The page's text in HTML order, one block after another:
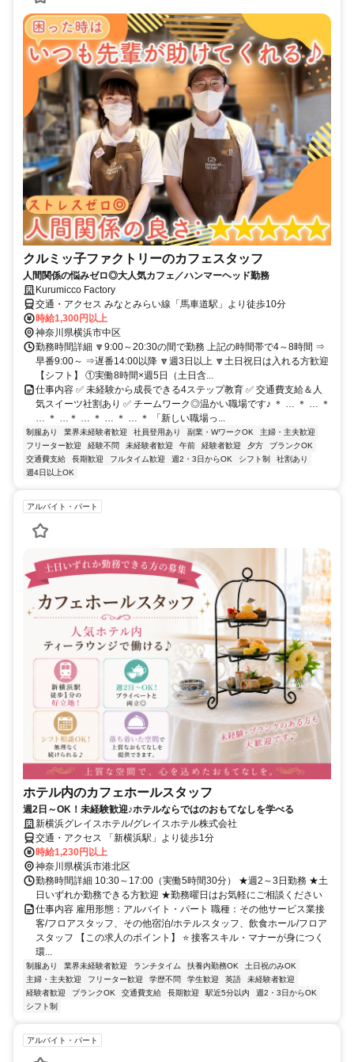
クルミッ子ファクトリーのカフェスタッフ
人間関係の悩みゼロ◎大人気カフェ／ハンマーヘッド勤務
Kurumicco Factory
交通・アクセス みなとみらい線「馬車道駅」より徒歩10分
時給1,300円以上
神奈川県横浜市中区
勤務時間詳細 🔽9:00～20:30の間で勤務 上記の時間帯で4～8時間 ⇒
早番9:00～ ⇒遅番14:00以降 🔽週3日以上 🔽土日祝日は入れる方歓迎
【シフト】 ①実働8時間×週5日（土日含...
仕事内容 ✅ 未経験から成長できる4ステップ教育 ✅ 交通費支給＆人
気スイーツ社割あり ✅ チームワーク◎温かい職場です♪ ＊ … ＊ … ＊
… ＊ …＊ … ＊ … ＊ … ＊ 「新しい職場っ...
制服あり 業界未経験者歓迎 社員登用あり 副業・WワークOK
主婦・主夫歓迎
フリーター歓迎
経験不問 未経験者歓迎 午前 経験者歓迎 夕方
ブランクOK
交通費支給
長期歓迎 フルタイム歓迎 週2・3日からOK シフト制
社割あり
週4日以上OK
アルバイト・パート
ホテル内のカフェホールスタッフ
週2日～OK！未経験歓迎♪ホテルならではのおもてなしを学べる
新横浜グレイスホテル/グレイスホテル株式会社
交通・アクセス 「新横浜駅」より徒歩1分
時給1,230円以上
神奈川県横浜市港北区
勤務時間詳細 10:30～17:00（実働5時間30分） ★週2～3日勤務 ★土
日いずれか勤務できる方歓迎 ★勤務曜日はお気軽にご相談ください
仕事内容 雇用形態：アルバイト・パート 職種：その他サービス業接
客/フロアスタッフ、その他宿泊/ホテルスタッフ、飲食ホール/フロア
スタッフ 【この求人のポイント】 ⭐ 接客スキル・マナーが身につく
環...
制服あり 業界未経験者歓迎 ランチタイム 扶養内勤務OK
土日祝のみOK
主婦・主夫歓迎
フリーター歓迎 学歴不問 学生歓迎 英語
未経験者歓迎
経験者歓迎
ブランクOK 交通費支給 長期歓迎 駅近5分以内
週2・3日からOK
シフト制
アルバイト・パート